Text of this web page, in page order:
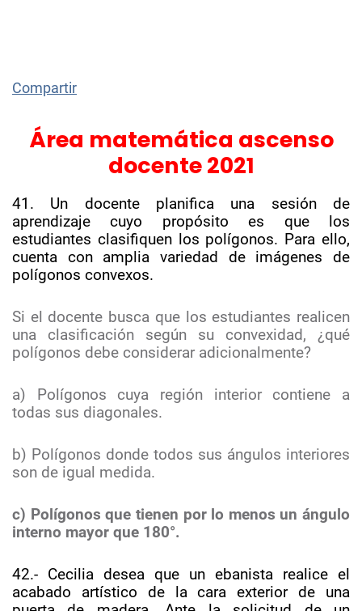
Compartir
Área matemática ascenso
docente 2021
41. Un docente planifica una sesión de
aprendizaje cuyo propósito es que los
estudiantes clasifiquen los polígonos. Para ello,
cuenta con amplia variedad de imágenes de
polígonos convexos.
Si el docente busca que los estudiantes realicen
una clasificación según su convexidad, ¿qué
polígonos debe considerar adicionalmente?
a) Polígonos cuya región interior contiene a
todas sus diagonales.
b) Polígonos donde todos sus ángulos interiores
son de igual medida.
c) Polígonos que tienen por lo menos un ángulo
interno mayor que 180°.
42.- Cecilia desea que un ebanista realice el
acabado artístico de la cara exterior de una